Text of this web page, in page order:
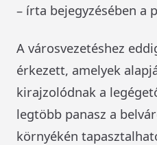
– írta bejegyzésében a
A városvezetéshez
érkezett, amelyek
kirajzolódnak a
legtöbb panasz a
környékén